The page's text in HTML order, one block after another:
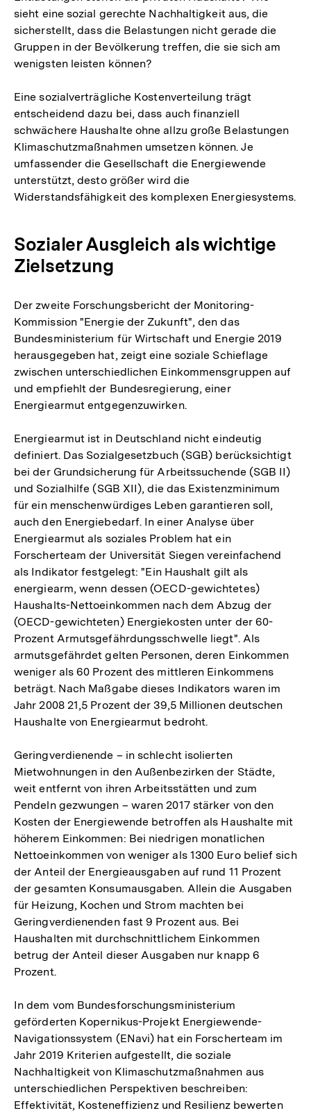
sieht eine sozial gerechte Nachhaltigkeit aus, die
sicherstellt, dass die Belastungen nicht gerade die
Gruppen in der Bevölkerung treffen, die sie sich am
wenigsten leisten können?
Eine sozialverträgliche Kostenverteilung trägt
entscheidend dazu bei, dass auch finanziell
schwächere Haushalte ohne allzu große Belastungen
Klimaschutzmaßnahmen umsetzen können. Je
umfassender die Gesellschaft die Energiewende
unterstützt, desto größer wird die
Widerstandsfähigkeit des komplexen Energiesystems.
Sozialer Ausgleich als wichtige
Zielsetzung
Der zweite Forschungsbericht der Monitoring-
Kommission "Energie der Zukunft", den das
Bundesministerium für Wirtschaft und Energie 2019
herausgegeben hat, zeigt eine soziale Schieflage
zwischen unterschiedlichen Einkommensgruppen auf
und empfiehlt der Bundesregierung, einer
Energiearmut entgegenzuwirken.
Energiearmut ist in Deutschland nicht eindeutig
definiert. Das Sozialgesetzbuch (SGB) berücksichtigt
bei der Grundsicherung für Arbeitssuchende (SGB II)
und Sozialhilfe (SGB XII), die das Existenzminimum
für ein menschenwürdiges Leben garantieren soll,
auch den Energiebedarf. In einer Analyse über
Energiearmut als soziales Problem hat ein
Forscherteam der Universität Siegen vereinfachend
als Indikator festgelegt: "Ein Haushalt gilt als
energiearm, wenn dessen (OECD-gewichtetes)
Haushalts-Nettoeinkommen nach dem Abzug der
(OECD-gewichteten) Energiekosten unter der 60-
Prozent Armutsgefährdungsschwelle liegt". Als
armutsgefährdet gelten Personen, deren Einkommen
weniger als 60 Prozent des mittleren Einkommens
beträgt. Nach Maßgabe dieses Indikators waren im
Jahr 2008 21,5 Prozent der 39,5 Millionen deutschen
Haushalte von Energiearmut bedroht.
Geringverdienende – in schlecht isolierten
Mietwohnungen in den Außenbezirken der Städte,
weit entfernt von ihren Arbeitsstätten und zum
Pendeln gezwungen – waren 2017 stärker von den
Kosten der Energiewende betroffen als Haushalte mit
höherem Einkommen: Bei niedrigen monatlichen
Nettoeinkommen von weniger als 1300 Euro belief sich
der Anteil der Energieausgaben auf rund 11 Prozent
der gesamten Konsumausgaben. Allein die Ausgaben
für Heizung, Kochen und Strom machten bei
Geringverdienenden fast 9 Prozent aus. Bei
Haushalten mit durchschnittlichem Einkommen
betrug der Anteil dieser Ausgaben nur knapp 6
Prozent.
In dem vom Bundesforschungsministerium
geförderten Kopernikus-Projekt Energiewende-
Navigationssystem (ENavi) hat ein Forscherteam im
Jahr 2019 Kriterien aufgestellt, die soziale
Nachhaltigkeit von Klimaschutzmaßnahmen aus
unterschiedlichen Perspektiven beschreiben:
Effektivität, Kosteneffizienz und Resilienz bewerten